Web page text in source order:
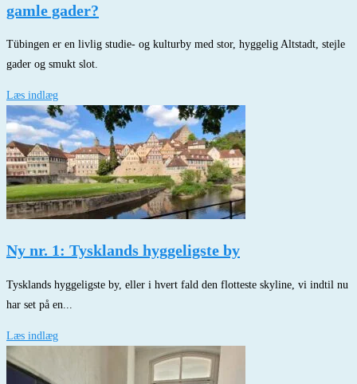
gamle gader?
Tübingen er en livlig studie- og kulturby med stor, hyggelig Altstadt, stejle
gader og smukt slot.
Læs indlæg
Ny nr. 1: Tysklands hyggeligste by
Tysklands hyggeligste by, eller i hvert fald den flotteste skyline, vi indtil nu
har set på en...
Læs indlæg